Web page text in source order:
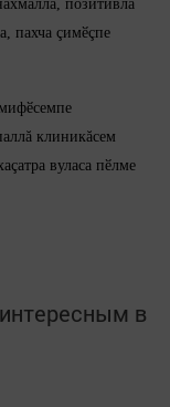
позитивлă
пахча çимӗçпе
клиникăсем
вуласа пӗлме
в